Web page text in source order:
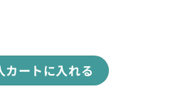
ディー個
カートに入れる